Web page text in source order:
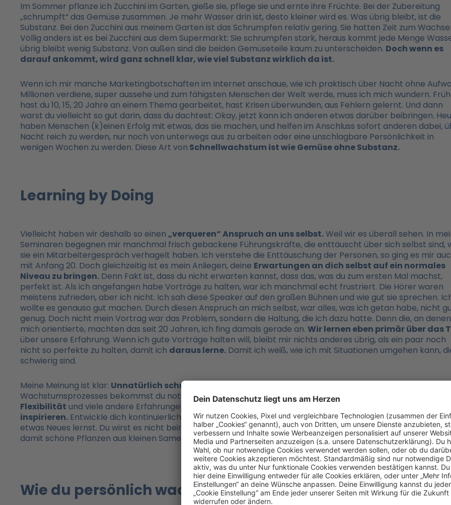
Im Sommer pflanze ich Zucchini im Garten, gieße sie, pflege sie und ernte ihre Früchte. Bei der Zubereitung
„schrumpft“ das Gemüse zusammen. Je mehr Wasser drin ist, desto kleiner wird es. Was übrig bleibt, ist die
Substanz. Bei den Zucchini aus meinem Garten ist das Schrumpfen relativ gering. Sie hatten Zeit zum
Völlig anders ist es bei Zucchini aus dem Supermarkt: Sie schrumpfen stark, heraus kommt jede Menge
übrig bleibt wenig Substanz. Von außen sind die beiden Gemüseteile kaum zu unterscheiden. Doch wenn es
darauf ankommt, wird ganz schnell klar, wie viel Substanz wirklich da ist.
Wenn ich mir manche Marketingbotschaften im Internet anschaue, wie ich praktisch über Nacht ohne
Millionen verdiene, super aussehe und zum fähigsten Menschen der Welt werde, muss ich mich wundern.
hast du 10, 15, 20 Jahre an einem Thema gearbeitet, hast Krisen überwunden, aus Fehlern gelernt. Und dann
warst du vielleicht so gut darin, dass du dachtest: Okay, jetzt kann ich anderen etwas darüber beibringen.
haben Menschen (k)einen Erfolg mit etwas, das sie machen, und helfen im Anschluss sofort anderen dabei,
Nacht reich zu werden, nur noch von unterwegs aus zu arbeiten oder eine unschlagbare Persönlichkeit in
wenigen Wochen zu werden. Diese Art von Schnellwachstum ist wie Gemüse ohne Substanz.
Learning by Doing
Vielleicht haben wir deshalb so einen „verqueren“ Anspruch an uns selbst.Weil wir es überall sehen. In
Seminaren begegnen mir manchmal frisch gebackene Führungskräfte, die enttäuscht über sich selbst sind,
sie ein Mitarbeitergespräch verhagelt haben. Ich verstehe die Enttäuschung der Personen, so ging es mir
mit Anfang 20. Doch gleichzeitig ist es mein Anliegen, deine Erwartungen an dich selbst auf ein normales
Niveau zu bringen. Denn Fakt ist, dass du nicht erwarten kannst, dass das, was du zum ersten Mal machst,
perfekt ist. Als ich angefangen habe Vorträge zu halten, war ich manchmal echt frustriert. Die Hörer waren
meistens zufrieden, aber ich nicht. Ich sah diese Speaker auf den großen Bühnen und wie gut sie sprechen.
wollte es genauso gut machen. Durch diesen Anspruch an mich selbst, war alles, was ich getan habe, nicht
genug. Doch nicht mein Vortrag war das Problem, sondern die Haltung, die ich dazu hatte. Denn die, an
mich orientierte, machten das seit 20 Jahren, ich fing damals gerade an. Wir lernen eben primär über das
über unsere Erfahrung. Wenn ich gute Vorträge halten will, bleibt mir nichts anderes übrig, als ein paar noch
nicht so perfekte zu halten, damit ich daraus lerne. Damit ich weiß, wie ich mit Situationen umgehen kann,
schwierig sind.
Meine Meinung ist klar: Unnatürlich schneller Erfolg ist nicht erstrebenswert.
Wachstumsprozesses bekommst du notwendige Lektionen wieDemut, Umgang mit Scheitern,
Flexibilität und viele andere Erfahrungen, die deinen Charakter schleifen
inspirieren. Entwickle dich kontinuierlich. Jeden Tag ein bisschen. Sei also ganz entspannt mit dir selbst,
etwas Neues lernst. Du wirst es nicht beim ersten Mal perfekt machen.Wachstum braucht Zeitund gute
damit schöne Pflanzen aus kleinen Samen entstehen.
Wie du persönlich wachsen kannst